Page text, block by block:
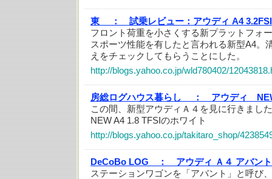
東 ：
試乗レビュー：アウディ A4
フロント荷重を小さくする新プラットフォ
スポーツ性能を有したと言われる新型A4。
えをチェックしてもらうことにした。
http://blogs.yahoo.co.jp/wld780402/
房総ログハウス暮らし ：
アウディ
この間、新型アウディＡ４を見に行きまし
NEW A4 1.8 TFSIのホワイト
http://blogs.yahoo.co.jp/takitaro_shop/
DeCoBo LOG ：
アウディ Ａ４ アバント
ステーションワゴンを「アバント」と呼び